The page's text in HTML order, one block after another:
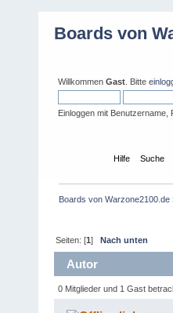
Boards von
Willkommen Gast . Bitte
Einloggen mit
Hilfe Suche
Boards von Warzone2100.de
Seiten: [1]Nach unten
Autor
0 Mitglieder und 1 Gast